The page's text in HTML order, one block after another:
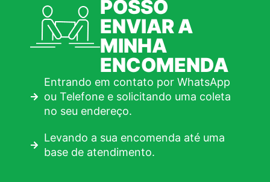
POSSO
ENVIAR A
MINHA
ENCOMENDA
Entrando em contato por WhatsApp
ou Telefone e solicitando uma coleta
no seu endereço.
Levando a sua encomenda até uma
base de atendimento.